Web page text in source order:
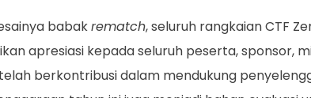
babakrematch, seluruh rangkaian CTF
apresiasi kepada seluruh peserta, sponsor,
berkontribusi dalam mendukung